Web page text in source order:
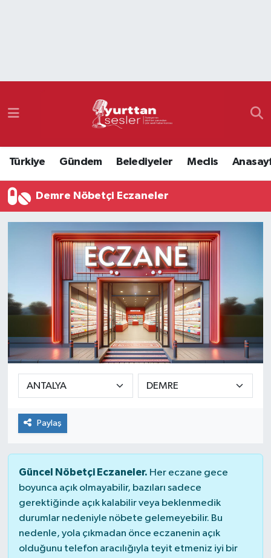
Türkiye Gündem Belediyeler Meclis
Demre Nöbetçi Eczaneler
Paylaş
Güncel Nöbetçi Eczaneler. Her eczane gece
boyunca açık olmayabilir, bazıları sadece
gerektiğinde açık kalabilir veya beklenmedik
durumlar nedeniyle nöbete gelemeyebilir. Bu
nedenle, yola çıkmadan önce eczanenin açık
olduğunu telefon aracılığıyla teyit etmeniz iyi bir
Namaz Vakitleri
Süper Lig Puan Durumu ve Fikstür
Tüm Manşetler
Son Dakika Haberleri
Haber Arşivi